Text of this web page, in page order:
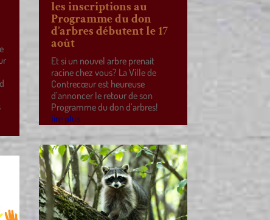
les inscriptions au
Programme du don
d’arbres débutent le 17
août
Et si un nouvel arbre prenait
racine chez vous? La Ville de
Contrecœur est heureuse
d’annoncer le retour de son
Programme du don d’arbres!
lire plus